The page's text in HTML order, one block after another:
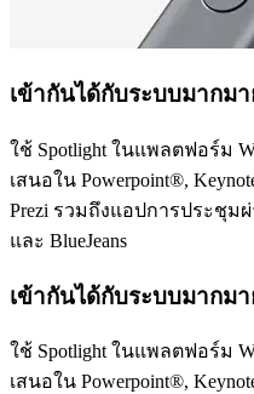
เข้ากันได้กับระบบมากม
ใช้ Spotlight ในแพลตฟอร์ม
เสนอใน Powerpoint®,
Prezi รวมถึงแอปการประชุมผ่
และ BlueJeans
เข้ากันได้กับระบบมากม
ใช้ Spotlight ในแพลตฟอร์ม
เสนอใน Powerpoint®,